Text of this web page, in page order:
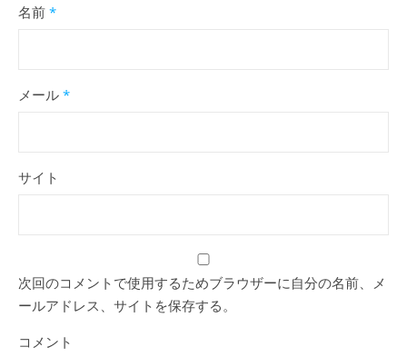
名前 *
メール *
サイト
次回のコメントで使用するためブラウザーに自分の名前、メ
ールアドレス、サイトを保存する。
コメント